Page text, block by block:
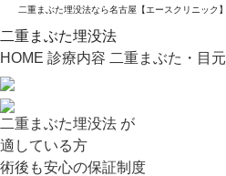
二重まぶた埋没法なら名古屋【エースクリニック】
二重まぶた埋没法
HOME 診療内容 二重まぶた・目元
二重まぶた埋没法 が
適している方
術後も安心の保証制度